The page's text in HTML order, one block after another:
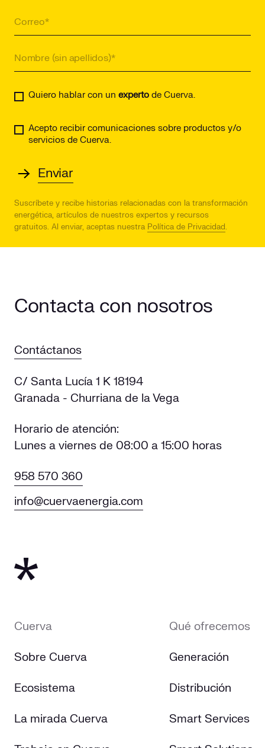
Quiero hablar con un experto de Cuerva.
Acepto recibir comunicaciones sobre productos y/o
servicios de Cuerva.
Suscríbete y recibe historias relacionadas con la transformación
energética, artículos de nuestros expertos y recursos
gratuitos. Al enviar, aceptas nuestra Política de Privacidad.
Contacta con nosotros
Contáctanos
C/ Santa Lucía 1 K 18194
Granada - Churriana de la Vega
Horario de atención:
Lunes a viernes de 08:00 a 15:00 horas
958 570 360
info@cuervaenergia.com
Cuerva
Sobre Cuerva
Ecosistema
La mirada Cuerva
Qué ofrecemos
Generación
Distribución
Smart Services